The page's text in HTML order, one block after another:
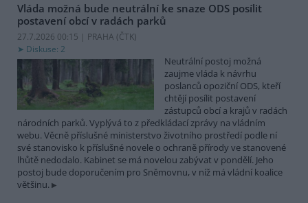
Vláda možná bude neutrální ke snaze ODS posílit
postavení obcí v radách parků
27.7.2026 00:15 | PRAHA (ČTK)
Diskuse: 2
Neutrální postoj možná
zaujme vláda k návrhu
poslanců opoziční ODS, kteří
chtějí posílit postavení
zástupců obcí a krajů v radách
národních parků. Vyplývá to z předkládací zprávy na vládním
webu. Věcně příslušné ministerstvo životního prostředí podle ní
své stanovisko k příslušné novele o ochraně přírody ve stanovené
lhůtě nedodalo. Kabinet se má novelou zabývat v pondělí. Jeho
postoj bude doporučením pro Sněmovnu, v níž má vládní koalice
většinu.